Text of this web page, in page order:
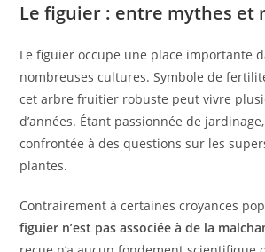
Le figuier : entre mythes et
Le figuier occupe une place importante
nombreuses cultures. Symbole de
cet arbre fruitier robuste peut vivre
d’années. Étant passionnée de
confrontée à des questions sur les
plantes.
Contrairement à certaines croyances
figuier n’est pas associée à de la